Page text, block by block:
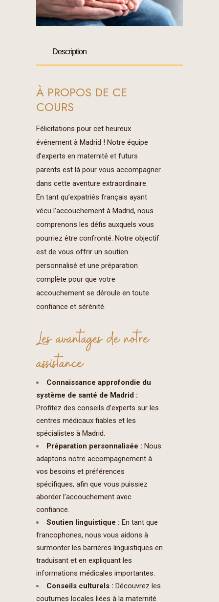
Description
À PROPOS DE CE
COURS
Félicitations pour cet heureux
événement à Madrid ! Notre équipe
d’experts en maternité et futurs
parents est là pour vous accompagner
dans cette aventure extraordinaire.
En tant qu’expatriés français ayant
vécu l’accouchement à Madrid, nous
comprenons les défis auxquels vous
pourriez être confronté. Notre objectif
est de vous offrir un soutien
personnalisé et une préparation
complète pour que votre
accouchement se déroule en toute
confiance et sérénité.
Les avantages de notre
assistance
Connaissance approfondie du
système de santé de Madrid :
Profitez des conseils d’experts sur les
centres médicaux fiables et les
spécialistes à Madrid.
Préparation personnalisée : Nous
adaptons notre accompagnement à
vos besoins et préférences
spécifiques, afin que vous puissiez
aborder l’accouchement avec
confiance.
Soutien linguistique : En tant que
francophones, nous vous aidons à
surmonter les barrières linguistiques en
traduisant et en expliquant les
informations médicales importantes.
Conseils culturels : Découvrez les
coutumes locales liées à la maternité